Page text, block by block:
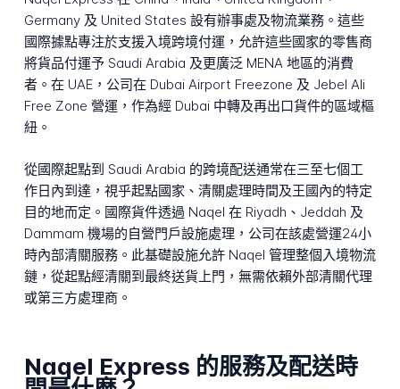
Germany 及 United States 設有辦事處及物流業務。這些
國際據點專注於支援入境跨境付運，允許這些國家的零售商
將貨品付運予 Saudi Arabia 及更廣泛 MENA 地區的消費
者。在 UAE，公司在 Dubai Airport Freezone 及 Jebel Ali
Free Zone 營運，作為經 Dubai 中轉及再出口貨件的區域樞
紐。
從國際起點到 Saudi Arabia 的跨境配送通常在三至七個工
作日內到達，視乎起點國家、清關處理時間及王國內的特定
目的地而定。國際貨件透過 Naqel 在 Riyadh、Jeddah 及
Dammam 機場的自營門戶設施處理，公司在該處營運24小
時內部清關服務。此基礎設施允許 Naqel 管理整個入境物流
鏈，從起點經清關到最終送貨上門，無需依賴外部清關代理
或第三方處理商。
Naqel Express 的服務及配送時